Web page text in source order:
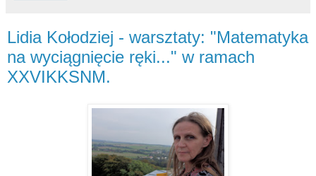
Lidia Kołodziej - warsztaty: "Matematyka
na wyciągnięcie ręki..." w ramach
XXVIKKSNM.